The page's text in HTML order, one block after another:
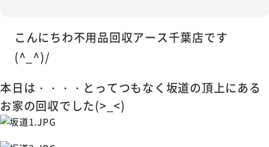
こんにちわ不用品回収アース千葉店です
(^_^)/
本日は・・・・とってつもなく坂道の頂上にある
お家の回収でした(>_<)